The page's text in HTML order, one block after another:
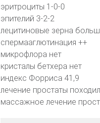
эритроциты 1-0-0
эпителий 3-2-2
лецитиновые зерна
спермааглютинация ++
микрофлора нет
кристалы бетхера нет
индекс Форриса 41,9
лечение простаты
массажное лечение